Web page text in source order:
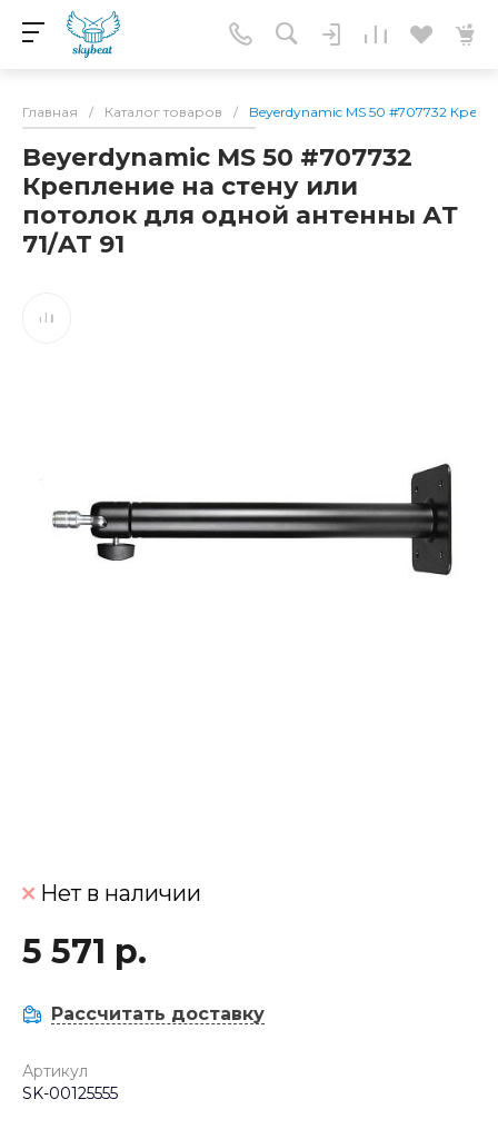
Главная / Каталог товаров / Beyerdynamic MS 50 #707732
Beyerdynamic MS 50 #707732
Крепление на стену или
потолок для одной антенны АТ
71/AT 91
Нет в наличии
5 571 р.
Рассчитать доставку
Артикул
SK-00125555